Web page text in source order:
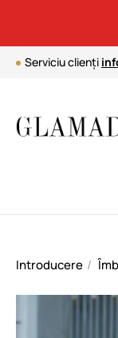
Serviciu clienți
Introducere